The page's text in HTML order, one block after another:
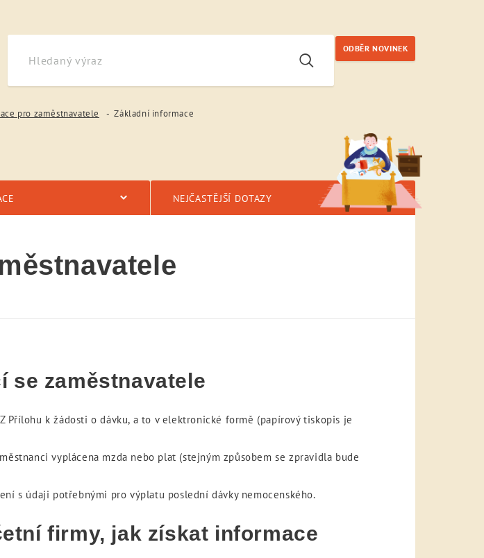
pro zaměstnavatele Základní informace
NEJČASTĚJŠÍ DOTAZY
se zaměstnavatele
Přílohu k žádosti o dávku, a to v elektronické formě (papírový tiskopis je
vyplácena mzda nebo plat (stejným způsobem se zpravidla bude
s údaji potřebnými pro výplatu poslední dávky nemocenského.
firmy, jak získat informace
ODBĚR NOVINEK